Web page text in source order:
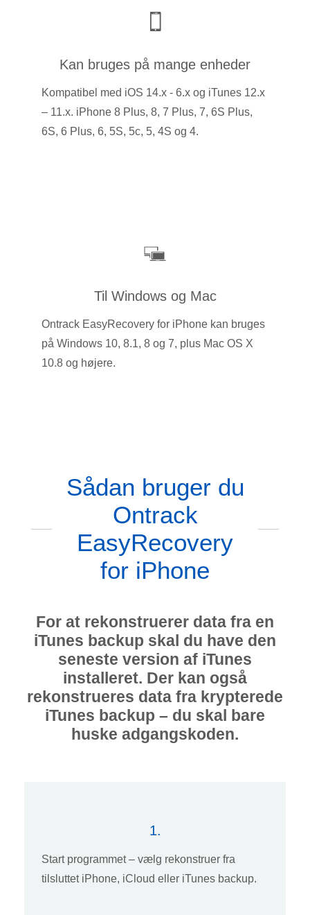
Kan bruges på mange enheder
Kompatibel med iOS 14.x - 6.x og iTunes 12.x
– 11.x. iPhone 8 Plus, 8, 7 Plus, 7, 6S Plus,
6S, 6 Plus, 6, 5S, 5c, 5, 4S og 4.
Til Windows og Mac
Ontrack EasyRecovery for iPhone kan bruges
på Windows 10, 8.1, 8 og 7, plus Mac OS X
10.8 og højere.
Sådan bruger du
Ontrack
EasyRecovery
for iPhone
For at rekonstruerer data fra en
iTunes backup skal du have den
seneste version af iTunes
installeret. Der kan også
rekonstrueres data fra krypterede
iTunes backup – du skal bare
huske adgangskoden.
1.
Start programmet – vælg rekonstruer fra
tilsluttet iPhone, iCloud eller iTunes backup.